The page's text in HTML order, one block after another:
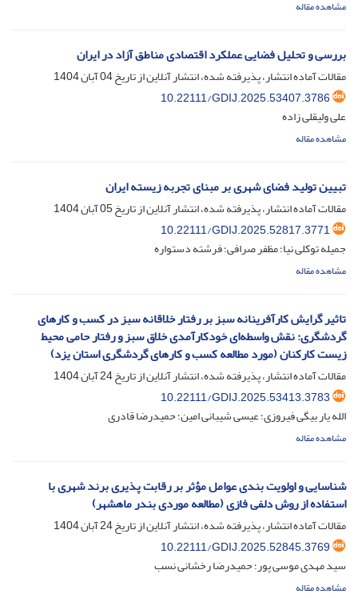
مشاهده مقاله
بررسی و تحلیل فضایی عملکرد اقتصادی مناطق آزاد در ایران
مقالات آماده انتشار، پذیرفته شده، انتشار آنلاین از تاریخ04 آبان 1404
10.22111/GDIJ.2025.53407.3786
علی ولیقلی زاده
مشاهده مقاله
تبیین تولید فضای شهری بر مبنای تجربه زیسته ایران
مقالات آماده انتشار، پذیرفته شده، انتشار آنلاین از تاریخ05 آبان 1404
10.22111/GDIJ.2025.52817.3771
جمیله توکلی نیا؛ مظفر صرافی؛ فرشته دستواره
مشاهده مقاله
تاثیر گرایش کارآفرینانه سبز بر رفتار خلاقانه سبز در کسب و کارهای
گردشگری: نقش واسطه‌ای خودکارآمدی خلاق سبز و رفتار حامی محیط
زیست کارکنان (مورد مطالعه کسب و کارهای گردشگری استان یزد)
مقالات آماده انتشار، پذیرفته شده، انتشار آنلاین از تاریخ24 آبان 1404
10.22111/GDIJ.2025.53413.3783
الله یار بیگی فیروزی؛ عیسی شیبانی امین؛ حمیدرضا قادری
مشاهده مقاله
شناسایی و اولویت ‌بندی عوامل مؤثر بر رقابت پذیری برند شهری با
استفاده از روش دلفی فازی (مطالعه موردی بندر ماهشهر)
مقالات آماده انتشار، پذیرفته شده، انتشار آنلاین از تاریخ24 آبان 1404
10.22111/GDIJ.2025.52845.3769
سید مهدی موسی پور؛ حمیدرضا رخشانی نسب
مشاهده مقاله